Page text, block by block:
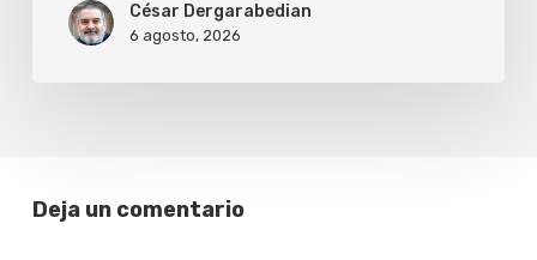
César Dergarabedian
6 agosto, 2026
Deja un comentario